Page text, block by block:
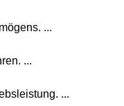
...
...
...